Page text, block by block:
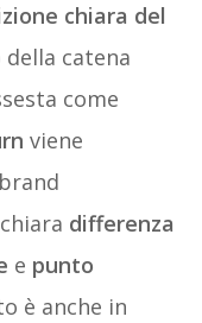
chiara del
della catena
come
viene
differenza
e punto
è anche in